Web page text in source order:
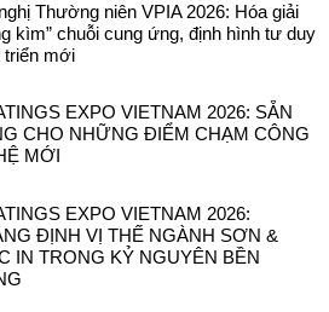
Thường niên VPIA 2026: Hóa giải
kìm” chuỗi cung ứng, định hình tư duy
triển mới
EXPO VIETNAM 2026: SẴN
CHO NHỮNG ĐIỂM CHẠM CÔNG
MỚI
EXPO VIETNAM 2026:
ĐỊNH VỊ THẾ NGÀNH SƠN &
IN TRONG KỶ NGUYÊN BỀN